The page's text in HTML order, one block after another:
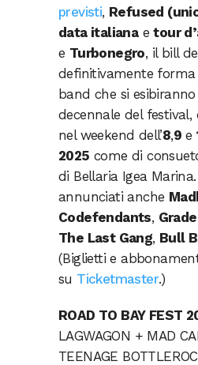
previsti, Refused
data italianaetour
e Turbonegro, il bill
definitivamente
band che si esibiranno
decennale del festival,
nel weekend dell’8,9 e
2025 come di
di Bellaria Igea
annunciati anche
Codefendants,
The Last Gang, Bull
(Biglietti e
su Ticketmaster.)
ROAD TO BAY FEST
LAGWAGON + MAD
TEENAGE